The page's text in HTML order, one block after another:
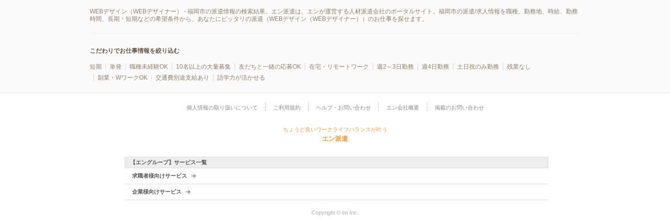
WEBデザイン（WEBデザイナー） - 福岡市の派遣情報の検索結果。エン派遣は、エンが運営する人材派遣会社のポータルサイト。福岡市の派遣/求人情報を職種、勤務地、時給、勤務
時間、長期・短期などの希望条件から、あなたにピッタリの派遣（WEBデザイン（WEBデザイナー））のお仕事を探せます。
こだわりでお仕事情報を絞り込む
短期 単発 職種未経験OK 10名以上の大量募集 友だちと一緒の応募OK 在宅・リモートワーク 週2～3日勤務 週4日勤務 土日祝のみ勤務
残業なし
副業・WワークOK
交通費別途支給あり 語学力が活かせる
個人情報の取り扱いについて ご利用規約 ヘルプ・お問い合わせ エン会社概要 掲載のお問い合わせ
ちょうど良いワークライフバランスが叶う
エン派遣
【エングループ】サービス一覧
求職者様向けサービス
企業様向けサービス
Copyright © en Inc.